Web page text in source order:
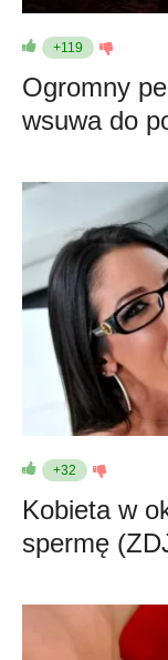
+119
Ogromny
wsuwa do
+32
Kobieta w
spermę